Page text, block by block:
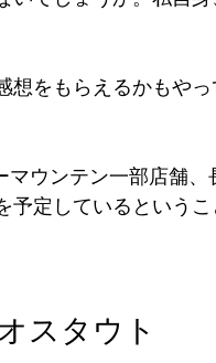
想をもらえるかもや
ウンテン一部店舗、
定しているというこ
スタウト